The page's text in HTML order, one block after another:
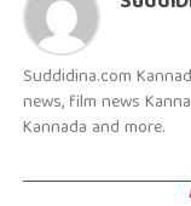
Suddidina.com
news, film news
Kannada and more.